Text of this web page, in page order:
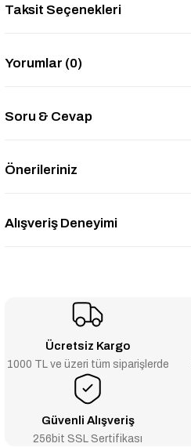
Taksit Seçenekleri
Yorumlar (0)
Soru & Cevap
Önerileriniz
Alışveriş Deneyimi
Ücretsiz Kargo
1000 TL ve üzeri tüm siparişlerde
Güvenli Alışveriş
256bit SSL Sertifikası